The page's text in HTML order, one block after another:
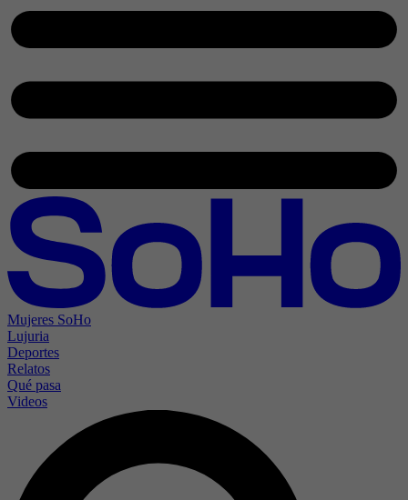
Mujeres SoHo
Lujuria
Deportes
Relatos
Qué pasa
Videos